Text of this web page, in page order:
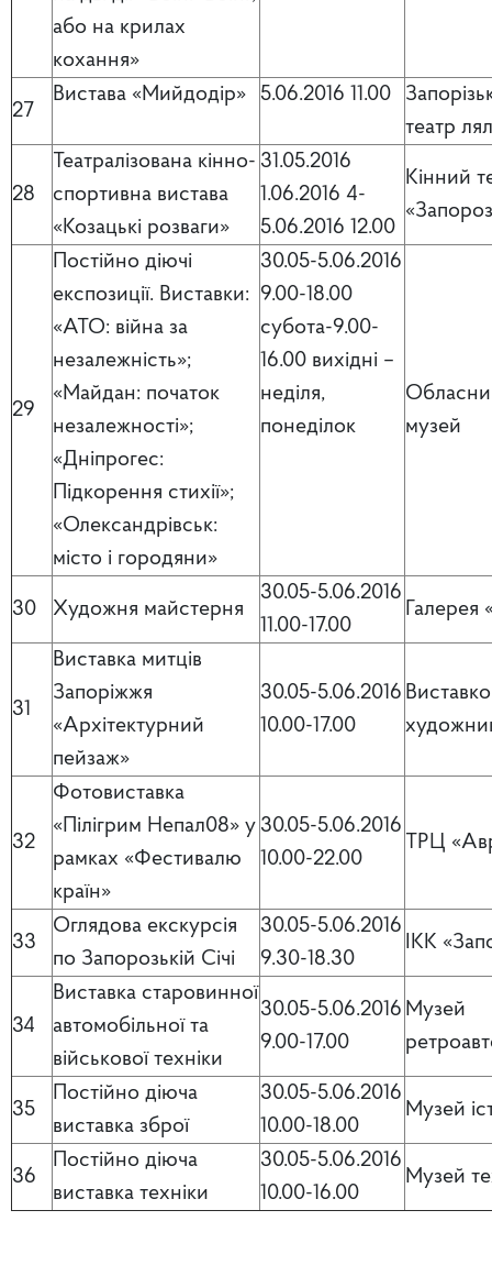
або на крилах
кохання»
27
Вистава «Мийдодір» 5.06.2016 11.00
театр
28
Театралізована кінно-
спортивна вистава
«Козацькі розваги»
31.05.2016
1.06.2016 4-
5.06.2016 12.00
Кінний
29
Постійно діючі
експозиції. Виставки:
«АТО: війна за
незалежність»;
«Майдан: початок
незалежності»;
«Дніпрогес:
Підкорення стихії»;
«Олександрівськ:
місто і городяни»
30.05-5.06.2016
9.00-18.00
субота-9.00-
16.00 вихідні –
неділя,
понеділок
музей
30 Художня майстерня
30.05-5.06.2016
11.00-17.00
Галерея
31
Виставка митців
Запоріжжя
«Архітектурний
пейзаж»
30.05-5.06.2016
10.00-17.00
32
Фотовиставка
«Пілігрим Непал08» у
рамках «Фестивалю
країн»
30.05-5.06.2016
10.00-22.00
ТРЦ
33
Оглядова екскурсія
по Запорозькій Січі
30.05-5.06.2016
9.30-18.30
ІКК
34
Виставка старовинної
автомобільної та
військової техніки
30.05-5.06.2016
9.00-17.00
Музей
35
Постійно діюча
виставка зброї
30.05-5.06.2016
10.00-18.00
Музей
36
Постійно діюча
виставка техніки
30.05-5.06.2016
10.00-16.00
Музей